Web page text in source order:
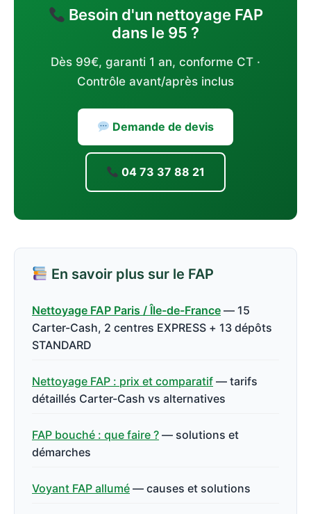
72h). Avec un garage partenaire incluant la dépose et
repose, le forfait complet est de 250 à 400€. Le
nettoyage est garanti 1 an, contrôlé avant et après.
Voir les tarifs détaillés .
Besoin d'un nettoyage FAP
dans le 95 ?
Dès 99€, garanti 1 an, conforme CT ·
Contrôle avant/après inclus
Demande de devis
04 73 37 88 21
En savoir plus sur le FAP
Nettoyage FAP Paris / Île-de-France — 15
Carter-Cash, 2 centres EXPRESS + 13 dépôts
STANDARD
Nettoyage FAP : prix et comparatif — tarifs
détaillés Carter-Cash vs alternatives
FAP bouché : que faire ? — solutions et
démarches
Voyant FAP allumé — causes et solutions